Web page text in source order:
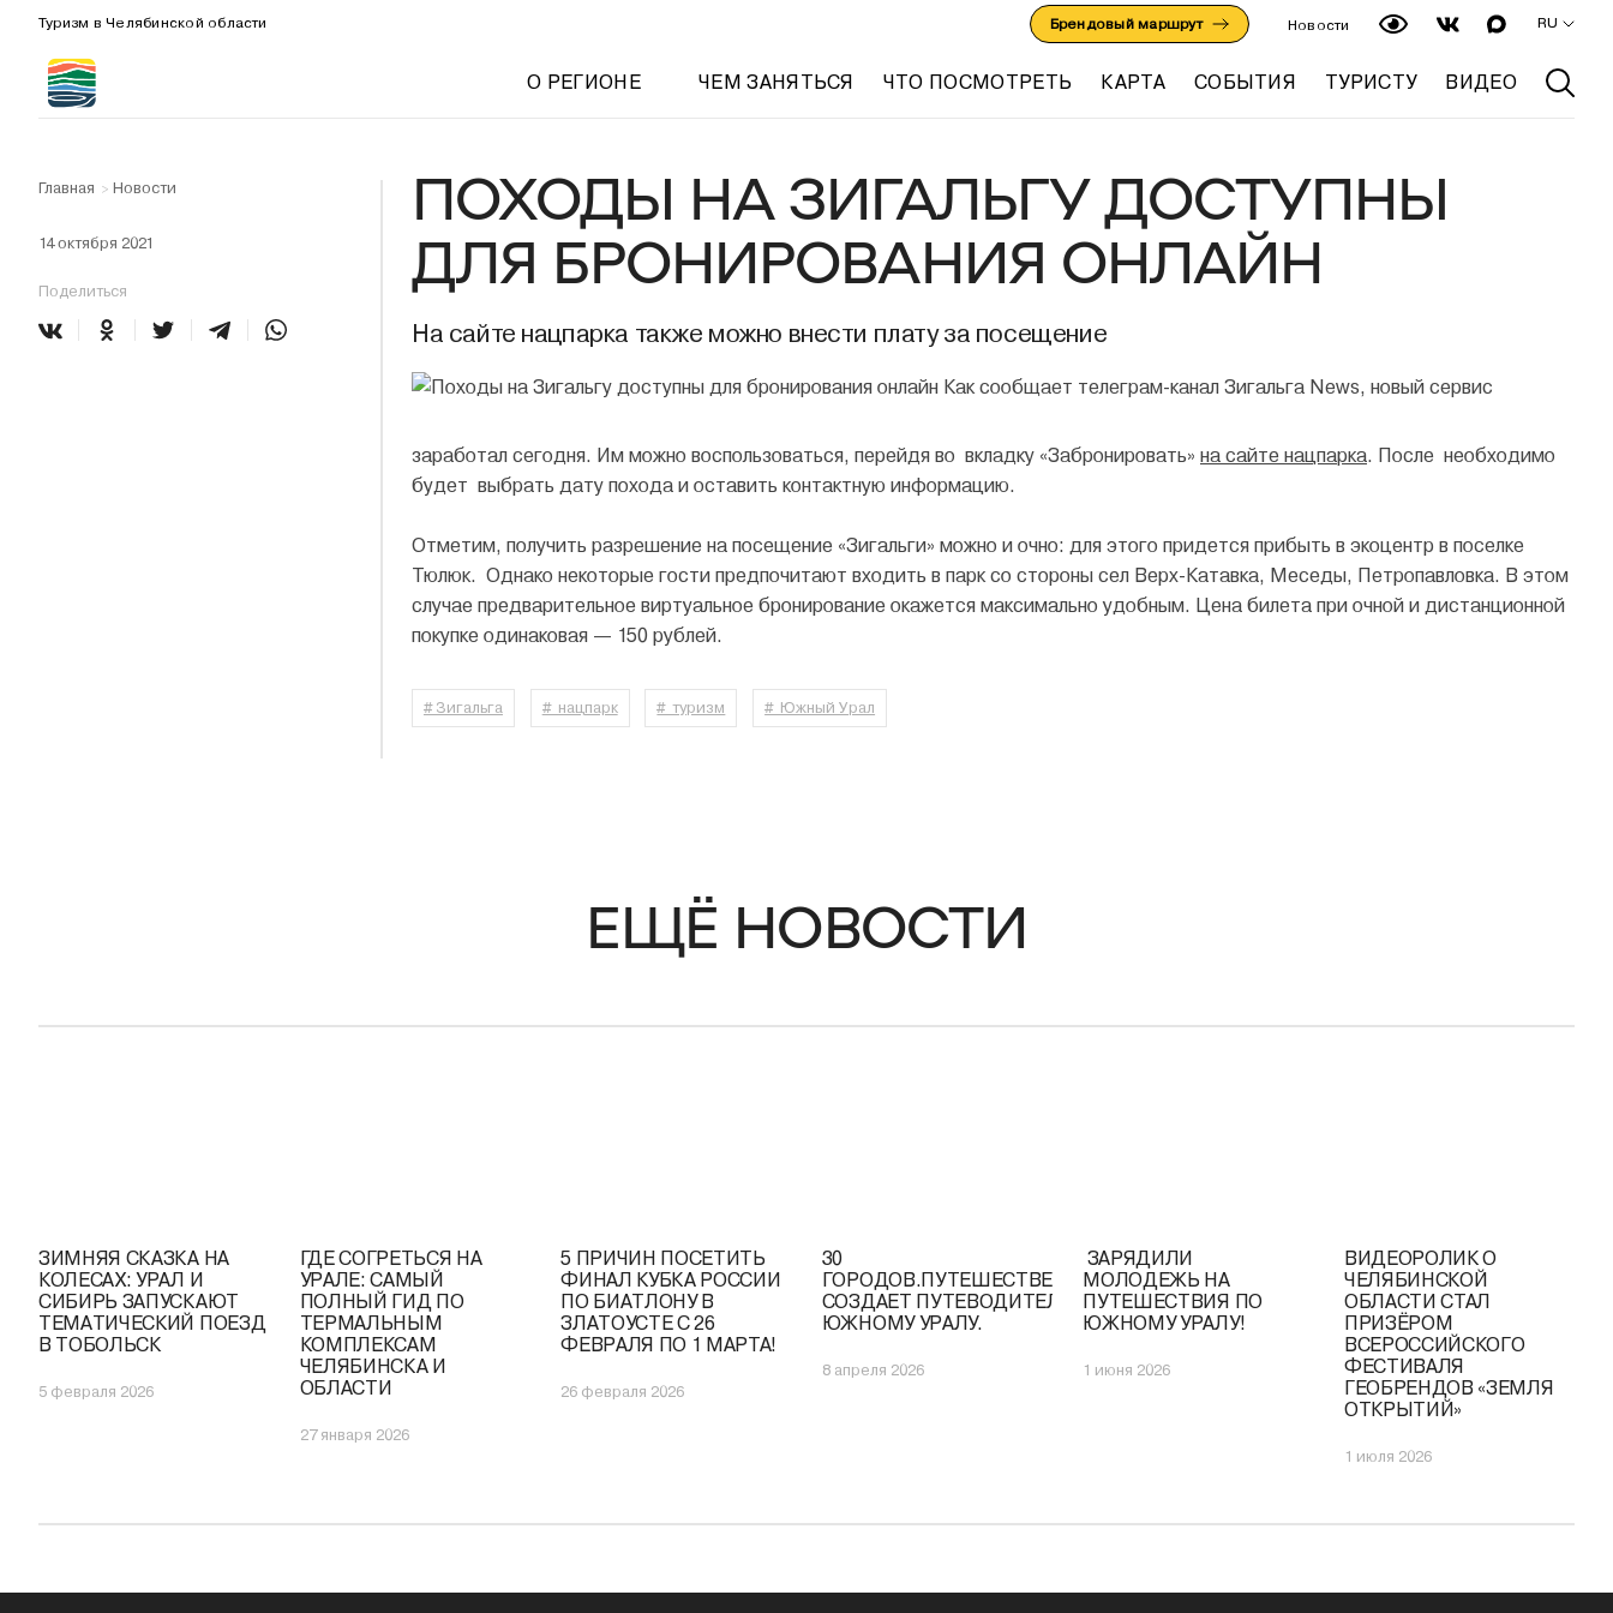
Туризм в Челябинской области Брендовый маршрут Новости RU
О РЕГИОНЕ ЧЕМ ЗАНЯТЬСЯ ЧТО ПОСМОТРЕТЬ КАРТА СОБЫТИЯ ТУРИСТУ ВИДЕО
Главная > Новости
14 октября 2021
Поделиться
ПОХОДЫ НА ЗИГАЛЬГУ ДОСТУПНЫ
ДЛЯ БРОНИРОВАНИЯ ОНЛАЙН
На сайте нацпарка также можно внести плату за посещение
Как сообщает телеграм-канал Зигальга News, новый сервис
заработал сегодня. Им можно воспользоваться, перейдя во вкладку «Забронировать» на сайте нацпарка. После необходимо
будет выбрать дату похода и оставить контактную информацию.
Отметим, получить разрешение на посещение «Зигальги» можно и очно: для этого придется прибыть в экоцентр в поселке
Тюлюк. Однако некоторые гости предпочитают входить в парк со стороны сел Верх-Катавка, Меседы, Петропавловка. В этом
случае предварительное виртуальное бронирование окажется максимально удобным. Цена билета при очной и дистанционной
покупке одинаковая — 150 рублей.
# Зигальга # нацпарк # туризм # Южный Урал
ЕЩЁ НОВОСТИ
ЗИМНЯЯ СКАЗКА НА
КОЛЕСАХ: УРАЛ И
СИБИРЬ ЗАПУСКАЮТ
ТЕМАТИЧЕСКИЙ ПОЕЗД
В ТОБОЛЬСК
5 февраля 2026
ГДЕ СОГРЕТЬСЯ НА
УРАЛЕ: САМЫЙ
ПОЛНЫЙ ГИД ПО
ТЕРМАЛЬНЫМ
КОМПЛЕКСАМ
ЧЕЛЯБИНСКА И
ОБЛАСТИ
27 января 2026
5 ПРИЧИН ПОСЕТИТЬ
ФИНАЛ КУБКА РОССИИ
ПО БИАТЛОНУ В
ЗЛАТОУСТЕ С 26
ФЕВРАЛЯ ПО 1 МАРТА!
26 февраля 2026
30
ГОРОДОВ.ПУТЕШЕСТВЕННИЦА
СОЗДАЕТ ПУТЕВОДИТЕЛЬ ПО
ЮЖНОМУ УРАЛУ.
8 апреля 2026
️ ЗАРЯДИЛИ
МОЛОДЕЖЬ НА
ПУТЕШЕСТВИЯ ПО
ЮЖНОМУ УРАЛУ!
1 июня 2026
ВИДЕОРОЛИК О
ЧЕЛЯБИНСКОЙ
ОБЛАСТИ СТАЛ
ПРИЗЁРОМ
ВСЕРОССИЙСКОГО
ФЕСТИВАЛЯ
ГЕОБРЕНДОВ «ЗЕМЛЯ
ОТКРЫТИЙ»
1 июля 2026